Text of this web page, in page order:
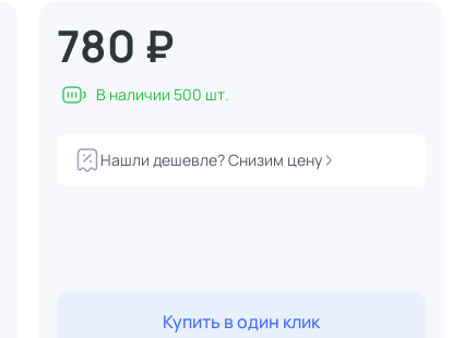
780 ₽
В наличии 500 шт.
Нашли дешевле? Снизим цену
Купить в один клик